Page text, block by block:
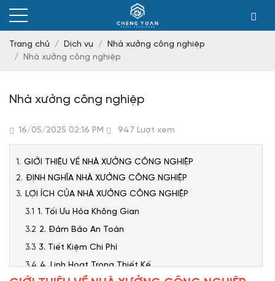
Trang chủ Dịch vụ
Nhà xưởng công nghiệp
Nhà xưởng công nghiệp
Nhà xưởng công nghiệp
16/05/2025 02:16 PM 947 Lượt xem
GIỚI THIỆU VỀ NHÀ XƯỞNG CÔNG NGHIỆP
ĐỊNH NGHĨA NHÀ XƯỞNG CÔNG NGHIỆP
LỢI ÍCH CỦA NHÀ XƯỞNG CÔNG NGHIỆP
1. Tối Ưu Hóa Không Gian
2. Đảm Bảo An Toàn
3. Tiết Kiệm Chi Phí
4. Linh Hoạt Trong Thiết Kế